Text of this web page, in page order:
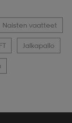
Naisten vaatteet
Jalkapallo